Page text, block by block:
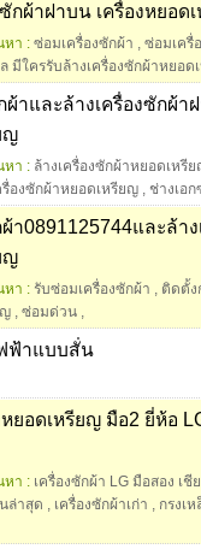
กผ้าฝาบน เครื่องหยอด
หา : ซ่อมเครื่องซักผ้า , ซ่อมเครื่
มีใครรับล้างเครื่องซักผ้าหยอด
ผ้าและล้างเครื่องซักผ้า
ญ
หา : ล้างเครื่องซักผ้าหยอดเหรี
องซักผ้าหยอดเหรียญ , ช่างเอ
า0891125744และล้า
ญ
หา : รับซ่อมเครื่องซักผ้า , ติดตั้ง
, ซ่อมด่วน ,
ฟฟ้าแบบสั่น
ยอดเหรียญ มือ2 ยี่ห้อ
หา : เครื่องซักผ้า LG มือสอง เชี
ล่าสุด , เครื่องซักผ้าเก่า , กรงเ